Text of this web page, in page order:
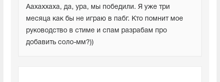
Аахаххаха, да, ура, мы победили. Я уже три
месяца как бы не играю в пабг. Кто помнит мое
руководство в стиме и спам разрабам про
добавить соло-мм?))